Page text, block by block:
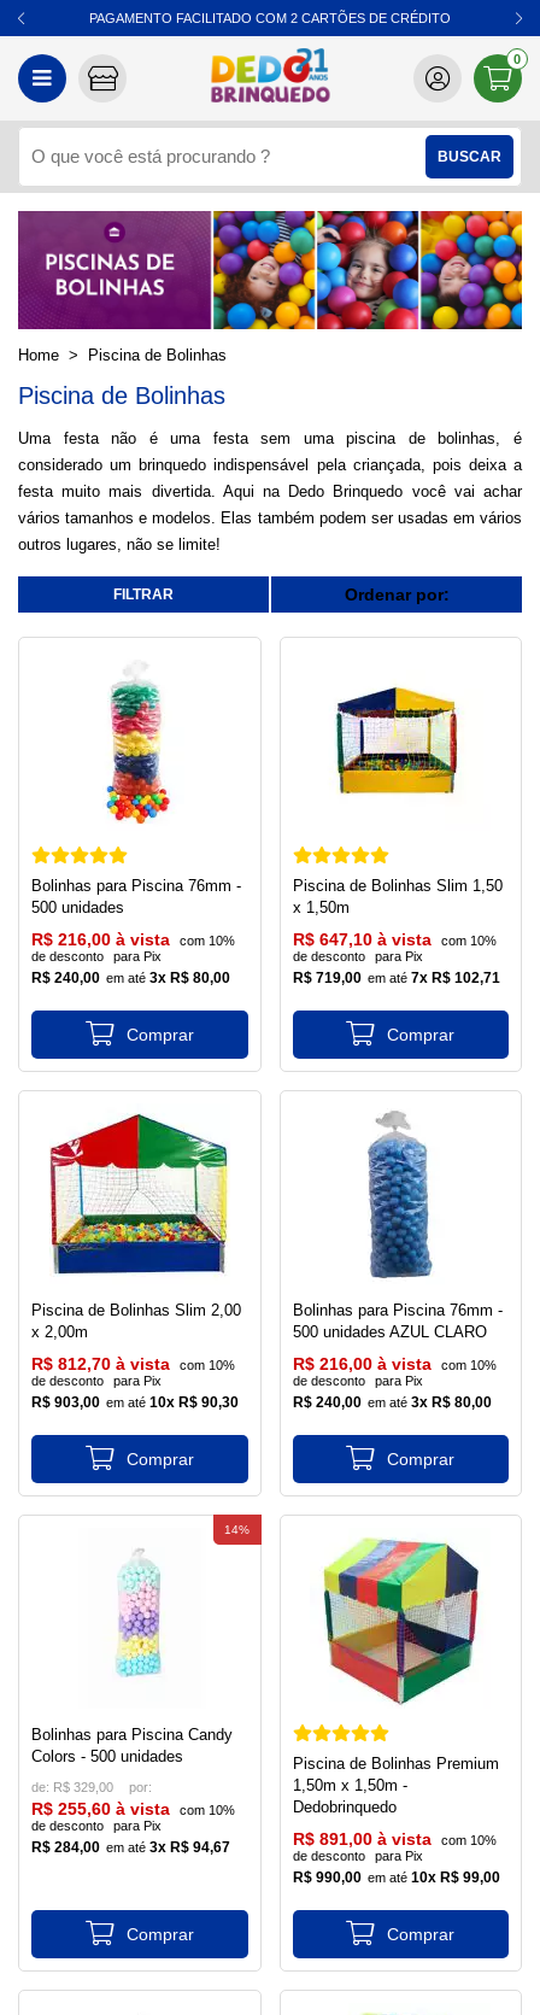
PAGAMENTO FACILITADO COM 2 CARTÕES DE CRÉDITO
0
Piscina de Bolinhas
Piscina de Bolinhas
Uma festa não é uma festa sem uma piscina de bolinhas, é
considerado um brinquedo indispensável pela criançada, pois deixa a
festa muito mais divertida. Aqui na Dedo Brinquedo você vai achar
vários tamanhos e modelos. Elas também podem ser usadas em vários
outros lugares, não se limite!
Ordenar por:
Bolinhas para Piscina 76mm -
500 unidades
R$ 240,00 3x R$ 80,00
R$ 216,00 à vista
com 10%
de desconto
para Pix
Piscina de Bolinhas Slim 1,50
x 1,50m
R$ 719,00 7x R$ 102,71
R$ 647,10 à vista
com 10%
de desconto
para Pix
Piscina de Bolinhas Slim 2,00
x 2,00m
R$ 903,00 10x R$ 90,30
R$ 812,70 à vista
com 10%
de desconto
para Pix
Bolinhas para Piscina 76mm -
500 unidades AZUL CLARO
R$ 240,00 3x R$ 80,00
R$ 216,00 à vista
com 10%
de desconto
para Pix
Bolinhas para Piscina Candy
Colors - 500 unidades
de: R$ 329,00
R$ 284,00 3x R$ 94,67
R$ 255,60 à vista
com 10%
de desconto
para Pix
14%
Piscina de Bolinhas Premium
1,50m x 1,50m -
Dedobrinquedo
R$ 990,00 10x R$ 99,00
R$ 891,00 à vista
com 10%
de desconto
para Pix